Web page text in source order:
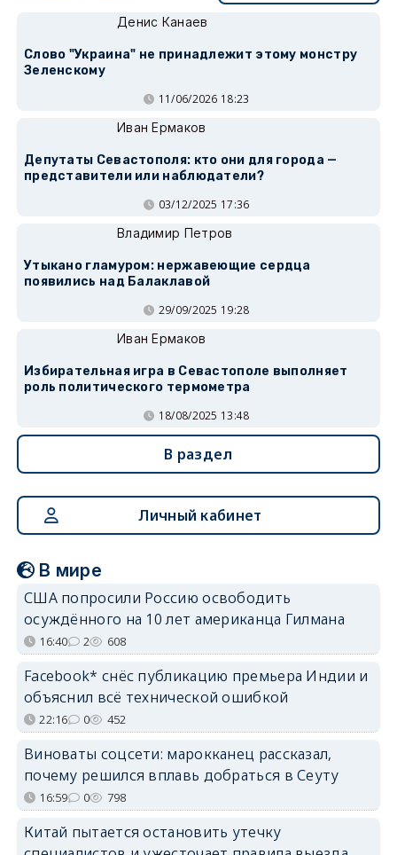
Денис Канаев
Слово "Украина" не принадлежит этому монстру
Зеленскому
11/06/2026 18:23
Иван Ермаков
Депутаты Севастополя: кто они для города —
представители или наблюдатели?
03/12/2025 17:36
Владимир Петров
Утыкано гламуром: нержавеющие сердца
появились над Балаклавой
29/09/2025 19:28
Иван Ермаков
Избирательная игра в Севастополе выполняет
роль политического термометра
18/08/2025 13:48
В раздел
Личный кабинет
В мире
США попросили Россию освободить
осуждённого на 10 лет американца Гилмана
16:40 2 608
Facebook* снёс публикацию премьера Индии и
объяснил всё технической ошибкой
22:16 0 452
Виноваты соцсети: марокканец рассказал,
почему решился вплавь добраться в Сеуту
16:59 0 798
Китай пытается остановить утечку